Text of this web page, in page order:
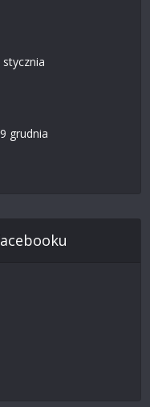
stycznia
grudnia